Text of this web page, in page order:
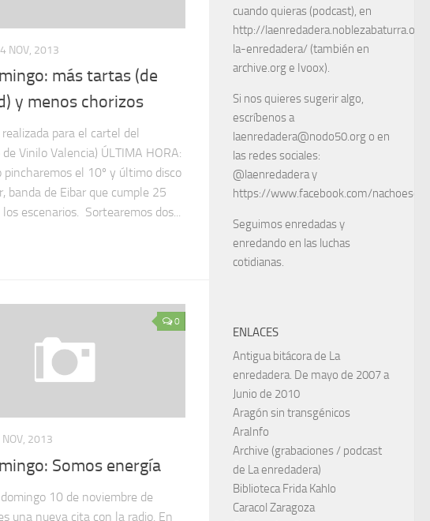
NOV, 2013
más tartas (de
y menos chorizos
para el cartel del
Vinilo Valencia) ÚLTIMA HORA:
pincharemos el 10º y último disco
banda de Eibar que cumple 25
escenarios. Sortearemos dos...
0
NOV, 2013
Somos energía
10 de noviembre de
una nueva cita con la radio. En
cuando quieras (podcast), en
http://
la-enredadera/ (también en
archive.org e Ivoox).
Si nos quieres sugerir algo,
escríbenos a
laenredadera@nodo50.org o en
las redes sociales:
@laenredadera y
https://www.facebook.com/
Seguimos enredadas y
enredando en las luchas
cotidianas.
ENLACES
Antigua bitácora de La
enredadera. De mayo de 2007 a
Junio de 2010
Aragón sin transgénicos
AraInfo
Archive (grabaciones / podcast
de La enredadera)
Biblioteca Frida Kahlo
Caracol Zaragoza